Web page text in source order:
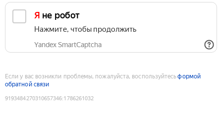
Я не робот
Нажмите, чтобы продолжить
Yandex SmartCaptcha
Если у вас возникли проблемы, пожалуйста, воспользуйтесьформой
обратной связи
9193484270310657346:1786261032